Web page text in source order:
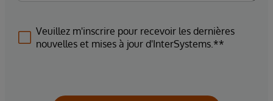
Veuillez m'inscrire pour recevoir les dernières
nouvelles et mises à jour d'InterSystems.**